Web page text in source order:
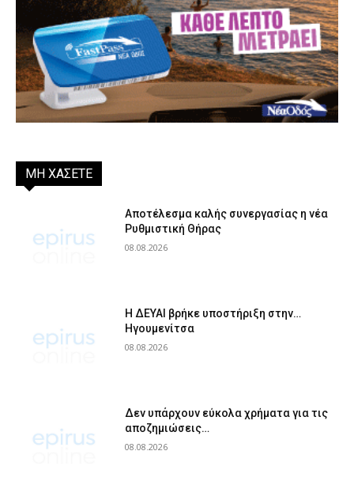
ΜΗ ΧΑΣΕΤΕ
Αποτέλεσμα καλής συνεργασίας η νέα
Ρυθμιστική Θήρας
08.08.2026
Η ΔΕΥΑΙ βρήκε υποστήριξη στην…
Ηγουμενίτσα
08.08.2026
Δεν υπάρχουν εύκολα χρήματα για τις
αποζημιώσεις…
08.08.2026